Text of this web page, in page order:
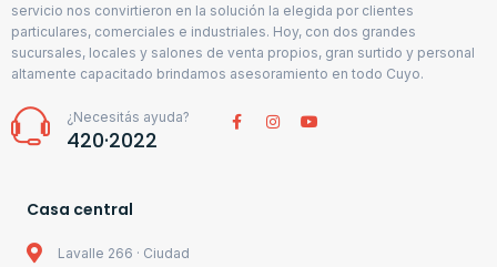
servicio nos convirtieron en la solución la elegida por clientes
particulares, comerciales e industriales. Hoy, con dos grandes
sucursales, locales y salones de venta propios, gran surtido y personal
altamente capacitado brindamos asesoramiento en todo Cuyo.
¿Necesitás ayuda?
420·2022
Casa central
Lavalle 266 · Ciudad